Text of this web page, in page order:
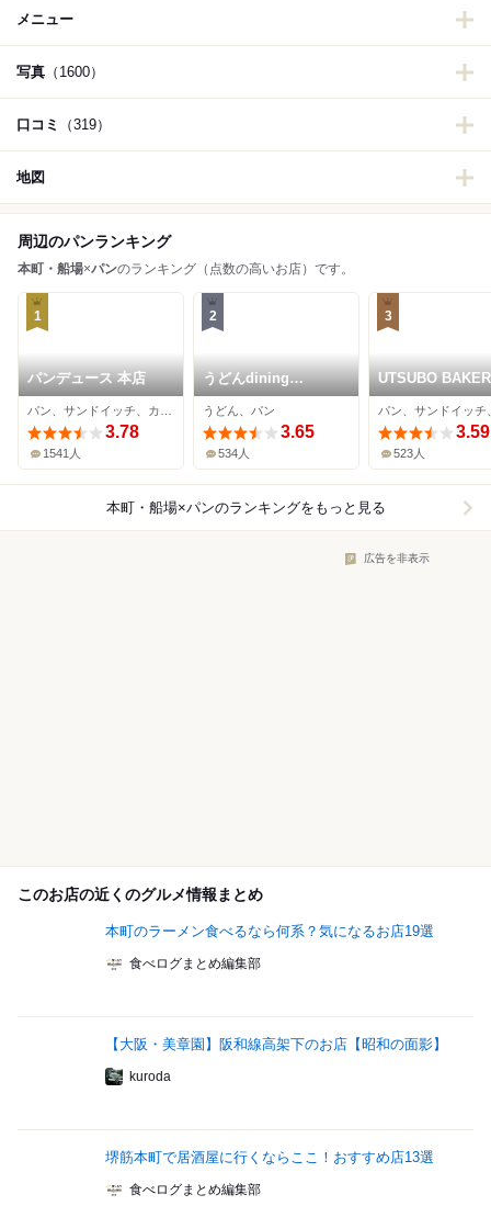
メニュー
写真 （1600）
口コミ （319）
地図
周辺のパンランキング
本町・船場×パンのランキング（点数の高いお店）です。
1
パンデュース 本店
3.78
1541人
2
うどんdining
KONA×MIZU×SHIO
うどん、パン
3.65
534人
3
UTSUBO
PANENA
3.59
523人
本町・船場×パンのランキングをもっと見る
広告を非表示
このお店の近くのグルメ情報まとめ
本町のラーメン食べるなら何系？気になるお店19選
食べログまとめ編集部
【大阪・美章園】阪和線高架下のお店【昭和の面影】
kuroda
堺筋本町で居酒屋に行くならここ！おすすめ店13選
食べログまとめ編集部